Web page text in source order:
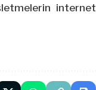
internet